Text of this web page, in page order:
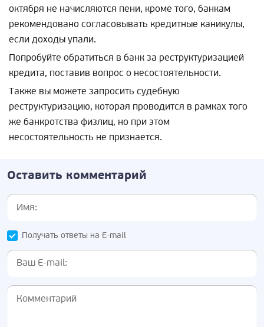
октября не начисляются пени, кроме того, банкам
рекомендовано согласовывать кредитные каникулы,
если доходы упали.
Попробуйте обратиться в банк за реструктуризацией
кредита, поставив вопрос о несостоятельности.
Также вы можете запросить судебную
реструктуризацию, которая проводится в рамках того
же банкротства физлиц, но при этом
несостоятельность не признается.
Оставить комментарий
Получать ответы на E-mail